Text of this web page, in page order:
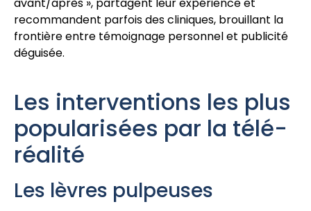
recommandent parfois des cliniques, brouillant la
frontière entre témoignage personnel et publicité
déguisée.
Les interventions les plus
popularisées par la télé-
réalité
Les lèvres pulpeuses